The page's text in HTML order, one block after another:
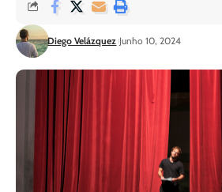
Diego Velázquez Junho 10, 2024